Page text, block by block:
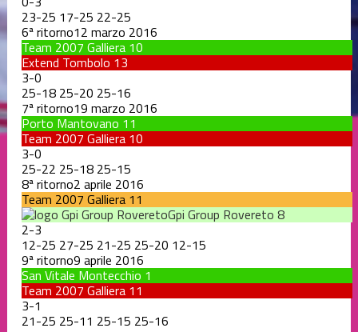
23-25 17-25 22-25
6ª ritorno12 marzo 2016
Team 2007 Galliera 10
Extend Tombolo 13
3-0
25-18 25-20 25-16
7ª ritorno19 marzo 2016
Porto Mantovano 11
Team 2007 Galliera 10
3-0
25-22 25-18 25-15
8ª ritorno2 aprile 2016
Team 2007 Galliera 11
Gpi Group Rovereto 8
2-3
12-25 27-25 21-25 25-20 12-15
9ª ritorno9 aprile 2016
San Vitale Montecchio 1
Team 2007 Galliera 11
3-1
21-25 25-11 25-15 25-16